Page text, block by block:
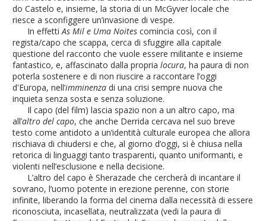
do Castelo e, insieme, la storia di un McGyver locale che
riesce a sconfiggere un’invasione di vespe.
In effettiAs Mil e Uma Noites comincia così, con il
regista/capo che scappa, cerca di sfuggire alla capitale
questione del racconto che vuole essere militante e insieme
fantastico, e, affascinato dalla proprialocura, ha paura di non
poterla sostenere e di non riuscire a raccontare l’oggi
d'Europa, nell’imminenza di una crisi sempre nuova che
inquieta senza sosta e senza soluzione.
Il capo (del film) lascia spazio non a un altro capo, ma
all’altro del capo, che anche Derrida cercava nel suo breve
testo come antidoto a un’identità culturale europea che allora
rischiava di chiudersi e che, al giorno d’oggi, si è chiusa nella
retorica di linguaggi tanto trasparenti, quanto uniformanti, e
violenti nell’esclusione e nella decisione.
L’altro del capo è Sherazade che cercherà di incantare il
sovrano, l’uomo potente in erezione perenne, con storie
infinite, liberando la forma del cinema dalla necessità di essere
riconosciuta, incasellata, neutralizzata (vedi la paura di